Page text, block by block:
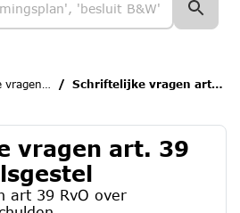
Michielsgestel Schriftelijke vragen art 39 RvO over Vroegsignalering schulden
vragen art. 39
art 39 RvO over